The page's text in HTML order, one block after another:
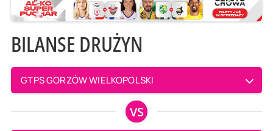
BILANSE DRUŻYN
GTPS GORZÓW WIELKOPOLSKI
VS